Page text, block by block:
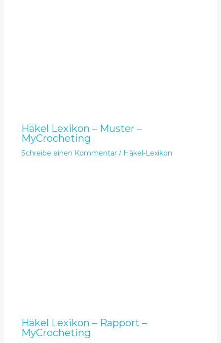
Häkel Lexikon – Muster –
MyCrocheting
Schreibe einen Kommentar / Häkel-Lexikon
Häkel Lexikon – Rapport –
MyCrocheting